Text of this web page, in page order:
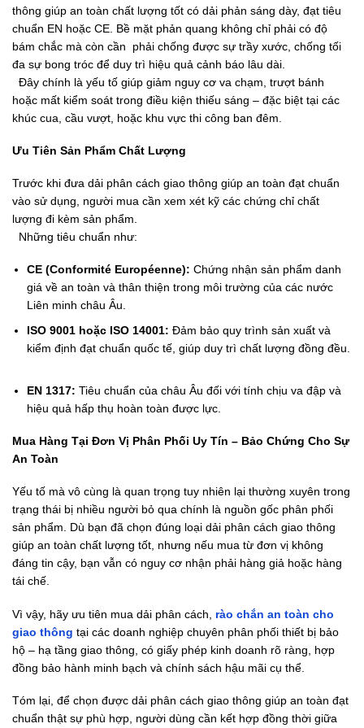
thông giúp an toàn chất lượng tốt có dải phản sáng dày, đạt tiêu
chuẩn EN hoặc CE. Bề mặt phản quang không chỉ phải có độ
bám chắc mà còn cần phải chống được sự trầy xước, chống tối
đa sự bong tróc để duy trì hiệu quả cảnh báo lâu dài.
Đây chính là yếu tố giúp giảm nguy cơ va chạm, trượt bánh
hoặc mất kiểm soát trong điều kiện thiếu sáng – đặc biệt tại các
khúc cua, cầu vượt, hoặc khu vực thi công ban đêm.
Ưu Tiên Sản Phẩm Chất Lượng
Trước khi đưa dải phân cách giao thông giúp an toàn đạt chuẩn
vào sử dụng, người mua cần xem xét kỹ các chứng chỉ chất
lượng đi kèm sản phẩm.
Những tiêu chuẩn như:
CE (Conformité Européenne):Chứng nhận sản phẩm danh
giá về an toàn và thân thiện trong môi trường của các nước
Liên minh châu Âu.
ISO 9001 hoặc ISO 14001: Đảm bảo quy trình sản xuất và
kiểm định đạt chuẩn quốc tế, giúp duy trì chất lượng đồng đều.
EN 1317:Tiêu chuẩn của châu Âu đối với tính chịu va đập và
hiệu quả hấp thụ hoàn toàn được lực.
Mua Hàng Tại Đơn Vị Phân Phối Uy Tín – Bảo Chứng Cho Sự
An Toàn
Yếu tố mà vô cùng là quan trọng tuy nhiên lại thường xuyên trong
trạng thái bị nhiều người bỏ qua chính là nguồn gốc phân phối
sản phẩm. Dù bạn đã chọn đúng loại dải phân cách giao thông
giúp an toàn chất lượng tốt, nhưng nếu mua từ đơn vị không
đáng tin cậy, bạn vẫn có nguy cơ nhận phải hàng giả hoặc hàng
tái chế.
Vì vậy, hãy ưu tiên mua dải phân cách,
rào chắn an toàn cho
giao thông tại các doanh nghiệp chuyên phân phối thiết bị bảo
hộ – hạ tầng giao thông, có giấy phép kinh doanh rõ ràng, hợp
đồng bảo hành minh bạch và chính sách hậu mãi cụ thể.
Tóm lại, để chọn được dải phân cách giao thông giúp an toàn đạt
chuẩn thật sự phù hợp, người dùng cần kết hợp đồng thời giữa